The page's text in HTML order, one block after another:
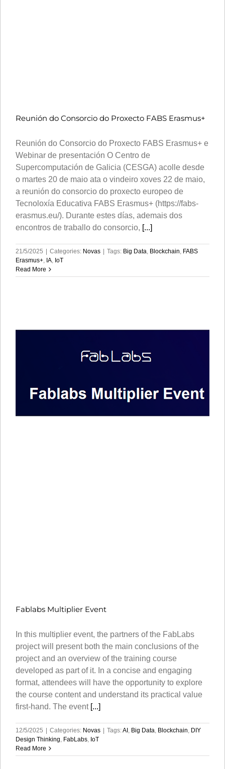
Reunión do Consorcio do Proxecto FABS Erasmus+
Reunión do Consorcio do Proxecto FABS Erasmus+ e
Webinar de presentación O Centro de
Supercomputación de Galicia (CESGA) acolle desde
o martes 20 de maio ata o vindeiro xoves 22 de maio,
a reunión do consorcio do proxecto europeo de
Tecnoloxía Educativa FABS Erasmus+ (https://fabs-
erasmus.eu/). Durante estes días, ademais dos
encontros de traballo do consorcio, [...]
21/5/2025 | Categories: Novas | Tags: Big Data Blockchain FABS
Erasmus+ IA IoT
Read More
Fablabs Multiplier Event
In this multiplier event, the partners of the FabLabs
project will present both the main conclusions of the
project and an overview of the training course
developed as part of it. In a concise and engaging
format, attendees will have the opportunity to explore
the course content and understand its practical value
first-hand. The event [...]
12/5/2025 | Categories: Novas | Tags:AI Big Data Blockchain DIY
Design Thinking FabLabs IoT
Read More